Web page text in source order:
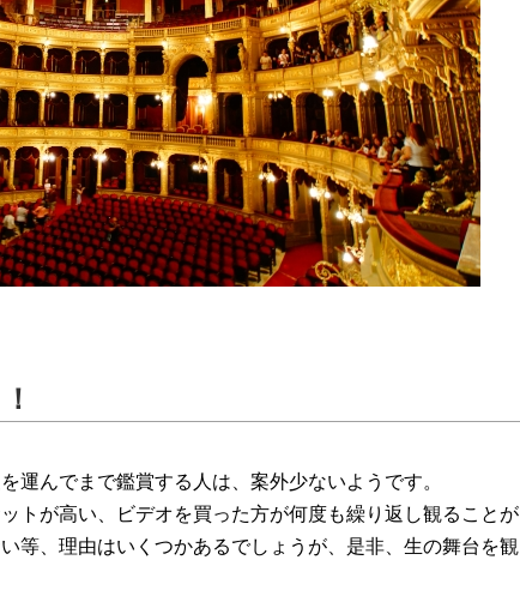
運んでまで鑑賞する人は、案外少ないようです。
トが高い、ビデオを買った方が何度も繰り返し観ることが
等、理由はいくつかあるでしょうが、是非、生の舞台を観